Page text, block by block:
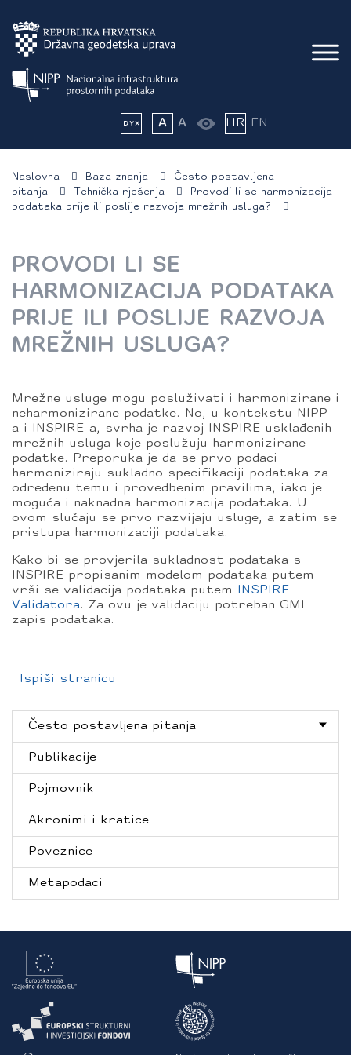
A A HR EN
Naslovna Baza znanja
Često postavljena
pitanja
Tehnička rješenja
Provodi li se harmonizacija
podataka prije ili poslije razvoja mrežnih usluga?
PROVODI LI SE
HARMONIZACIJA PODATAKA
PRIJE ILI POSLIJE RAZVOJA
MREŽNIH USLUGA?
Mrežne usluge mogu posluživati i harmonizirane i
neharmonizirane podatke. No, u kontekstu NIPP-
a i INSPIRE-a, svrha je razvoj INSPIRE usklađenih
mrežnih usluga koje poslužuju harmonizirane
podatke. Preporuka je da se prvo podaci
harmoniziraju sukladno specifikaciji podataka za
određenu temu i provedbenim pravilima, iako je
moguća i naknadna harmonizacija podataka. U
ovom slučaju se prvo razvijaju usluge, a zatim se
pristupa harmonizaciji podataka.
Kako bi se provjerila sukladnost podataka s
INSPIRE propisanim modelom podataka putem
vrši se validacija podataka putem
INSPIRE
Validatora. Za ovu je validaciju potreban GML
zapis podataka.
Ispiši stranicu
Često postavljena pitanja
Publikacije
Pojmovnik
Akronimi i kratice
Poveznice
Metapodaci